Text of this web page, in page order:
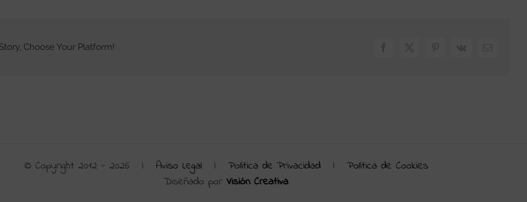
Choose Your Platform!
© Copyright 2012 - 2026 | Aviso Legal| Política de Privacidad| Política de Cookies
Diseñado por Visión Creativa